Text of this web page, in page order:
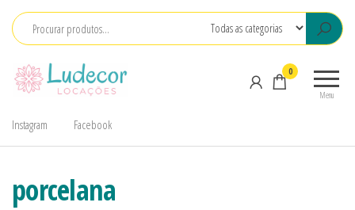
Materiais
Menu
0
Instagram Facebook
porcelana